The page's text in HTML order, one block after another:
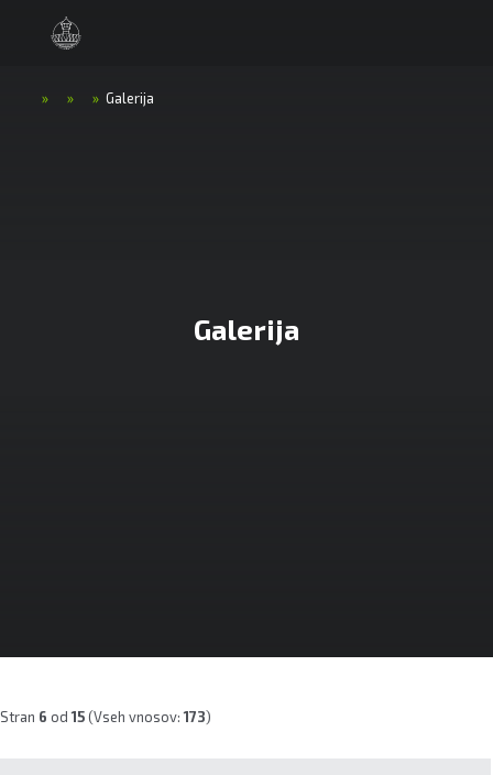
» » » Galerija
Galerija
Stran 6 od15(Vseh vnosov:173)